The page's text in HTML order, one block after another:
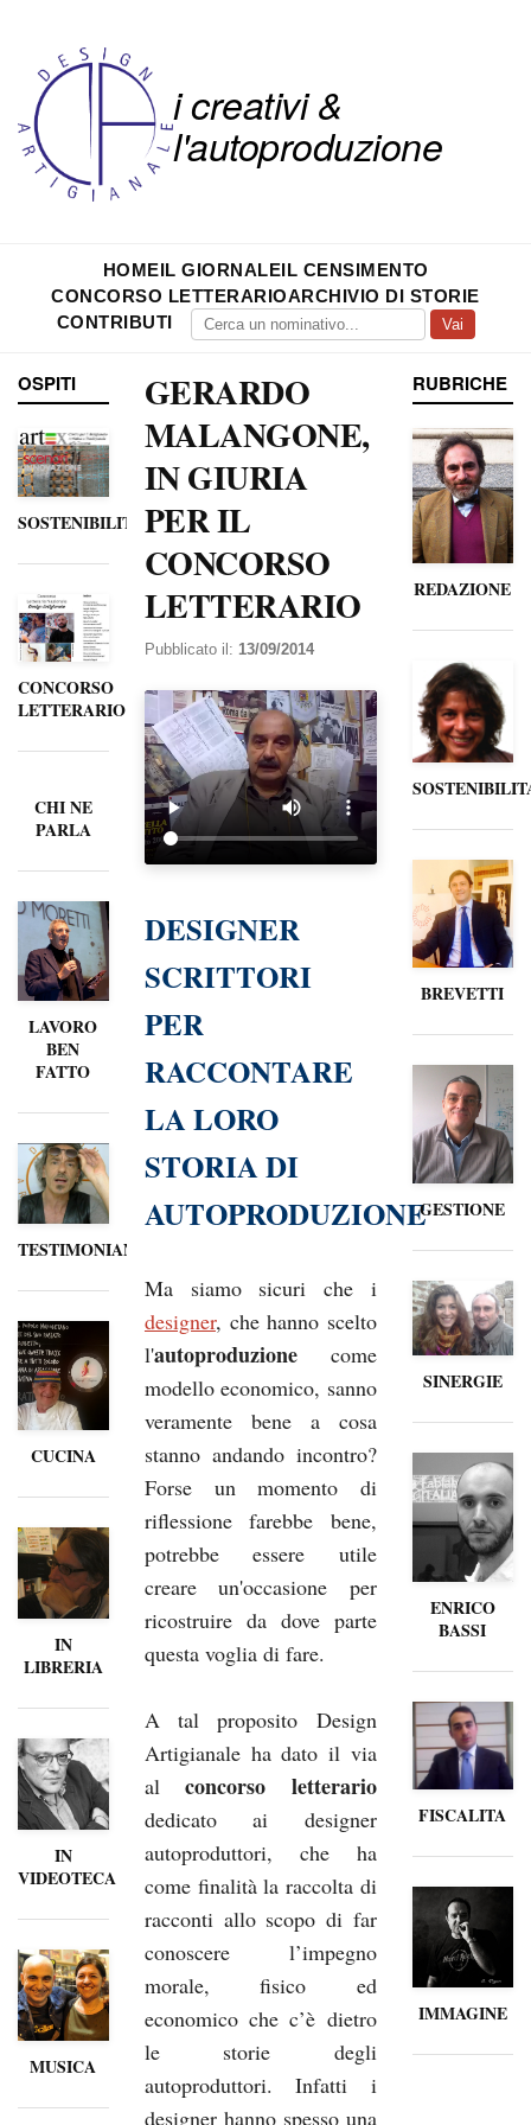
i creativi &
l'autoproduzione
HOMEIL GIORNALEIL CENSIMENTO
CONCORSO LETTERARIOARCHIVIO DI STORIE
CONTRIBUTI
Vai
OSPITI
SOSTENIBILITÀ
CONCORSO
LETTERARIO
CHI NE
PARLA
LAVORO
BEN
FATTO
TESTIMONIANZE
CUCINA
IN
LIBRERIA
IN
VIDEOTECA
MUSICA
GERARDO
MALANGONE,
IN GIURIA
PER IL
CONCORSO
LETTERARIO
Pubblicato il: 13/09/2014
DESIGNER
SCRITTORI
PER
RACCONTARE
LA LORO
STORIA DI
AUTOPRODUZIONE
Ma siamo sicuri che i
designer, che hanno scelto
l'autoproduzionecome
modello economico, sanno
veramente bene a cosa
stanno andando incontro?
Forse un momento di
riflessione farebbe bene,
potrebbe essere utile
creare un'occasione per
ricostruire da dove parte
questa voglia di fare.
A tal proposito Design
Artigianale ha dato il via
alconcorso letterario
dedicato ai designer
autoproduttori, che ha
come finalità la raccolta di
racconti allo scopo di far
conoscere l’impegno
morale, fisico ed
economico che c’è dietro
le storie degli
autoproduttori. Infatti i
designer hanno spesso una
RUBRICHE
REDAZIONE
BREVETTI
GESTIONE
SINERGIE
ENRICO
BASSI
FISCALITA
IMMAGINE